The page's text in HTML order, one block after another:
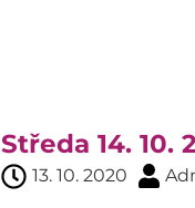
Středa 14. 10.
13. 10. 2020